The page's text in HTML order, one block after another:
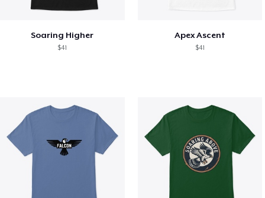
Soaring Higher
$41
Apex Ascent
$41